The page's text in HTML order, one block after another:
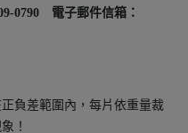
0790 電子郵件信箱：
負差範圍內，每片依重量裁
！